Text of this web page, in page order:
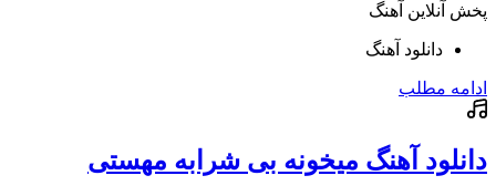
پخش آنلاین آهنگ
دانلود آهنگ
ادامه مطلب
دانلود آهنگ میخونه بی شرابه مهستی